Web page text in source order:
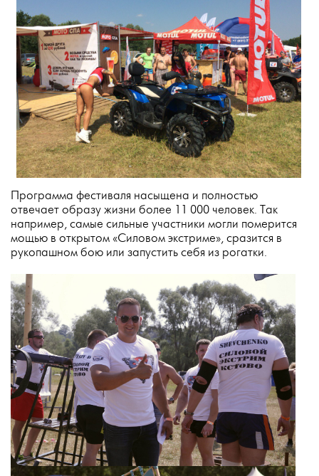
Программа фестиваля насыщена и полностью
отвечает образу жизни более 11 000 человек. Так
например, самые сильные участники могли померится
мощью в открытом «Силовом экстриме», сразится в
рукопашном бою или запустить себя из рогатки.